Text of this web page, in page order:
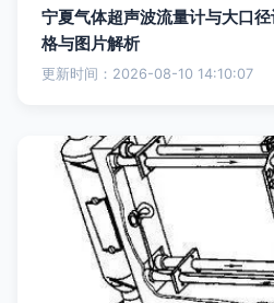
宁夏气体超声波流量计与大口
格与图片解析
更新时间：2026-08-10 14:10:07